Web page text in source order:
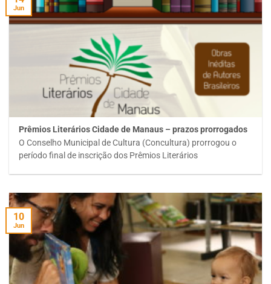
Prêmios Literários Cidade de Manaus – prazos prorrogados
O Conselho Municipal de Cultura (Concultura) prorrogou o
período final de inscrição dos Prêmios Literários
Jun
10
Jun